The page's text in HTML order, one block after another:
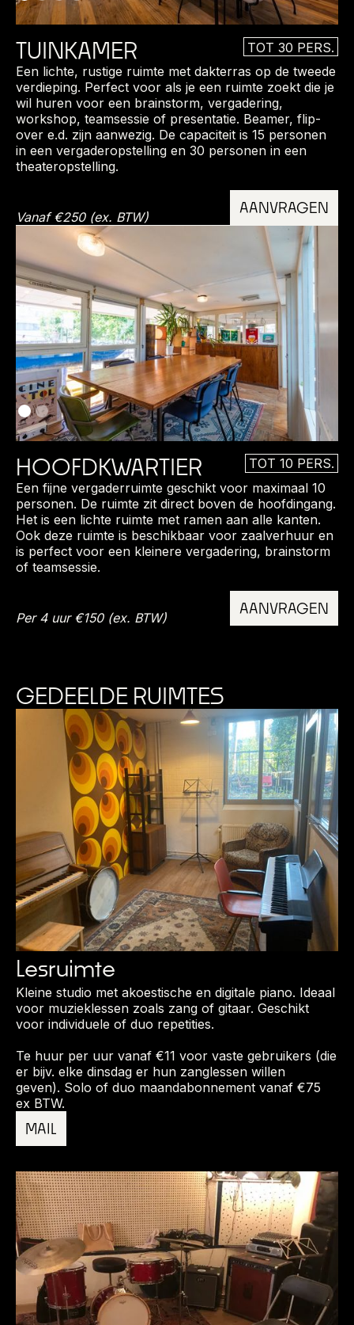
TUINKAMER
TOT 30 PERS.
Een lichte, rustige ruimte met dakterras op de tweede
verdieping. Perfect voor als je een ruimte zoekt die je
wil huren voor een brainstorm, vergadering,
workshop, teamsessie of presentatie. Beamer, flip-
over e.d. zijn aanwezig. De capaciteit is 15 personen
in een vergaderopstelling en 30 personen in een
theateropstelling.
Vanaf €250 (ex. BTW)
AANVRAGEN
HOOFDKWARTIER
TOT 10 PERS.
Een fijne vergaderruimte geschikt voor maximaal 10
personen. De ruimte zit direct boven de hoofdingang.
Het is een lichte ruimte met ramen aan alle kanten.
Ook deze ruimte is beschikbaar voor zaalverhuur en
is perfect voor een kleinere vergadering, brainstorm
of teamsessie.
Per 4 uur €150 (ex. BTW)
AANVRAGEN
GEDEELDE RUIMTES
Lesruimte
Kleine studio met akoestische en digitale piano. Ideaal
voor muzieklessen zoals zang of gitaar. Geschikt
voor individuele of duo repetities.
Te huur per uur vanaf €11 voor vaste gebruikers (die
er bijv. elke dinsdag er hun zanglessen willen
geven). Solo of duo maandabonnement vanaf €75
ex BTW.
MAIL